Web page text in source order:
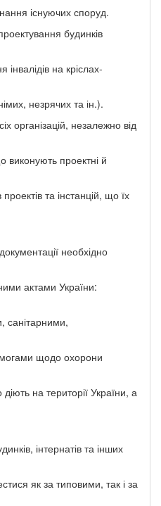
існуючих споруд.
будинків
на кріслах-
незрячих та ін.).
організацій, незалежно від
виконують проектні й
та інстанцій, що їх
необхідно
актами України:
санітарними,
щодо охорони
на території України, а
інтернатів та інших
як за типовими, так і за